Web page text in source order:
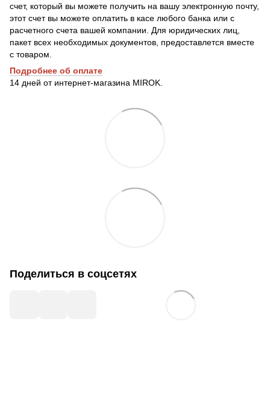
счет, который вы можете получить на вашу электронную почту,
этот счет вы можете оплатить в касе любого банка или с
расчетного счета вашей компании. Для юридических лиц,
пакет всех необходимых документов, предоставлется вместе
с товаром.
Подробнее об оплате
14 дней от интернет-магазина MIROK.
Поделиться в соцсетях